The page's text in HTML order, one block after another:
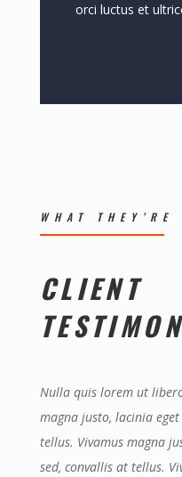
orci luctus et
WHAT THEY’RE
CLIENT
Nulla quis lorem ut
magna justo, lacinia
tellus. Vivamus magna
sed, convallis at tellus.